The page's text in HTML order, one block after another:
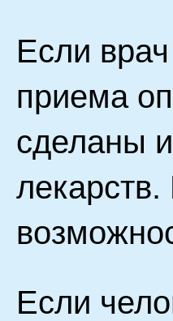
Если
приема
сделаны
Если